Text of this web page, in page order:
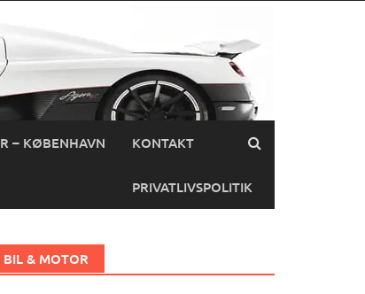
– KØBENHAVN KONTAKT
PRIVATLIVSPOLITIK
& MOTOR